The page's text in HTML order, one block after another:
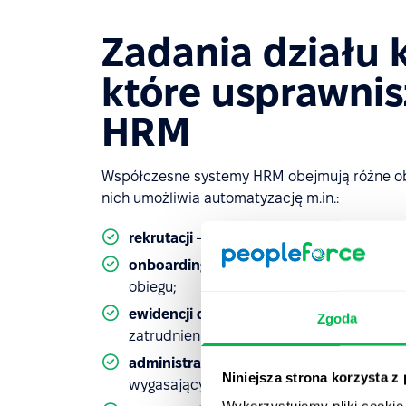
Zgoda
Niniejsza strona korzysta z
Zadania działu
które
HRM
Współczesne systemy HRM obejmują różne
nich umożliwia automatyzację m.in.:
rekrutacji – od tworzenia ogłoszeń po
onboardingu nowych pracowników
obiegu;
ewidencji danych pracowników– od
zatrudnienia;
administracji kadrowej
wygasających umowach, badaniach